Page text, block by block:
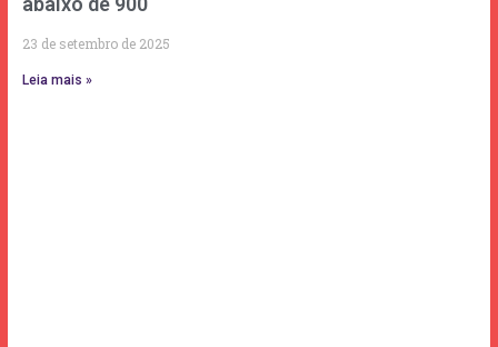
23 de setembro de 2025
Leia mais »